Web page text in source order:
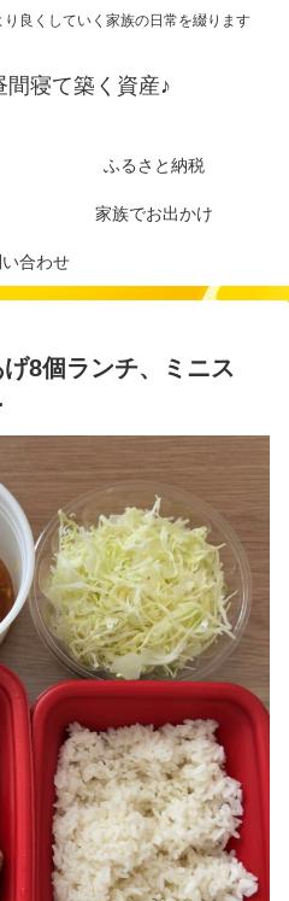
良くしていく家族の日常を綴ります
間寝て築く資産♪
ふるさと納税
家族でお出かけ
合わせ
げ8個ランチ、ミニス